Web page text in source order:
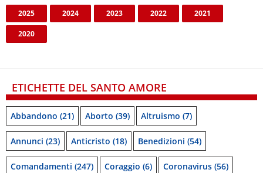
2025 2024 2023 2022 2021
2020
ETICHETTE DEL SANTO AMORE
Abbandono (21) Aborto (39) Altruismo (7)
Annunci (23) Anticristo (18) Benedizioni (54)
Comandamenti (247) Coraggio (6) Coronavirus (56)